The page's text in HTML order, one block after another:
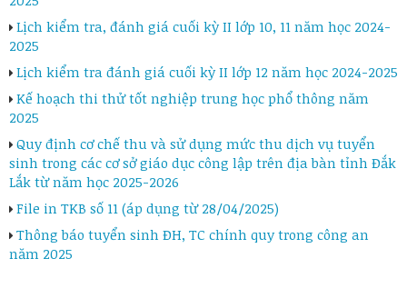
Lịch kiểm tra, đánh giá cuối kỳ II lớp 10, 11 năm học 2024-
2025
Lịch kiểm tra đánh giá cuối kỳ II lớp 12 năm học 2024-2025
Kế hoạch thi thử tốt nghiệp trung học phổ thông năm
2025
Quy định cơ chế thu và sử dụng mức thu dịch vụ tuyển
sinh trong các cơ sở giáo dục công lập trên địa bàn tỉnh Đắk
Lắk từ năm học 2025-2026
File in TKB số 11 (áp dụng từ 28/04/2025)
Thông báo tuyển sinh ĐH, TC chính quy trong công an
năm 2025